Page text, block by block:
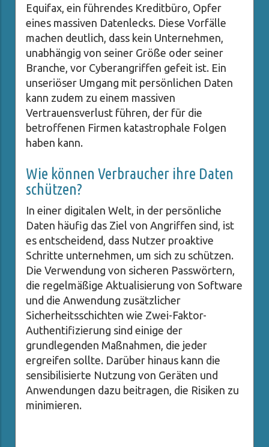
Equifax, ein führendes Kreditbüro, Opfer
eines massiven Datenlecks. Diese Vorfälle
machen deutlich, dass kein Unternehmen,
unabhängig von seiner Größe oder seiner
Branche, vor Cyberangriffen gefeit ist. Ein
unseriöser Umgang mit persönlichen Daten
kann zudem zu einem massiven
Vertrauensverlust führen, der für die
betroffenen Firmen katastrophale Folgen
haben kann.
Wie können Verbraucher ihre Daten
schützen?
In einer digitalen Welt, in der persönliche
Daten häufig das Ziel von Angriffen sind, ist
es entscheidend, dass Nutzer proaktive
Schritte unternehmen, um sich zu schützen.
Die Verwendung von sicheren Passwörtern,
die regelmäßige Aktualisierung von Software
und die Anwendung zusätzlicher
Sicherheitsschichten wie Zwei-Faktor-
Authentifizierung sind einige der
grundlegenden Maßnahmen, die jeder
ergreifen sollte. Darüber hinaus kann die
sensibilisierte Nutzung von Geräten und
Anwendungen dazu beitragen, die Risiken zu
minimieren.